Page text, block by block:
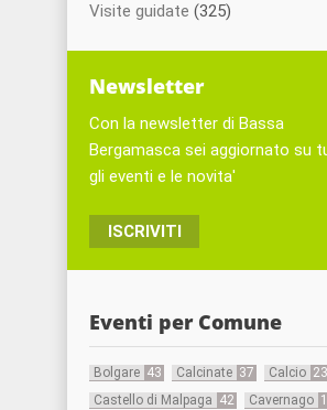
Visite guidate (325)
Newsletter
Con la newsletter di Bassa
Bergamasca sei aggiornato su
gli eventi e le novita'
ISCRIVITI
Eventi per Comune
Bolgare 43 Calcinate 37 Calcio
Castello di Malpaga 42 Cavernago